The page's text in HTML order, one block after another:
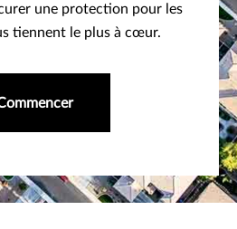
une protection pour les
tiennent le plus à cœur.